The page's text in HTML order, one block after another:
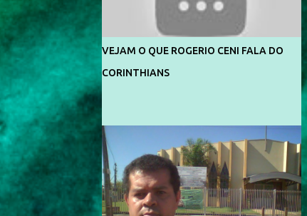
VEJAM O QUE ROGERIO CENI FALA DO
CORINTHIANS